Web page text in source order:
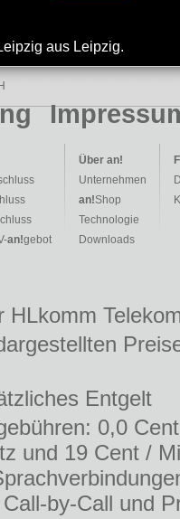
aus Leipzig.
an!gebot
Über an!
Unternehmen
an!Shop
Technologie
Downloads
HLkomm
Entgelt
0,0
und 19 Cent /
by-Call und